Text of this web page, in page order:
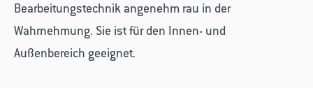
Bearbeitungstechnik angenehm rau in der
Wahrnehmung. Sie ist für den Innen- und
Außenbereich geeignet.